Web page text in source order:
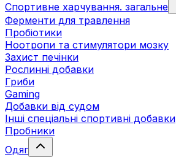
Спортивне харчування. загальне
Ферменти для травлення
Пробіотики
Ноотропи та стимулятори мозку
Захист печінки
Рослинні добавки
Гриби
Gaming
Добавки від судом
Інші спеціальні спортивні добавки
Пробники
Одяг